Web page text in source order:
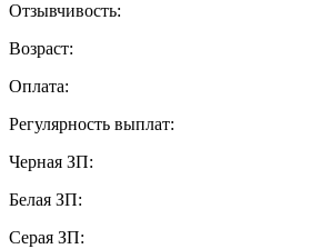
Отзывчивость:
Возраст:
Оплата:
Регулярность выплат:
Черная ЗП:
Белая ЗП:
Серая ЗП: